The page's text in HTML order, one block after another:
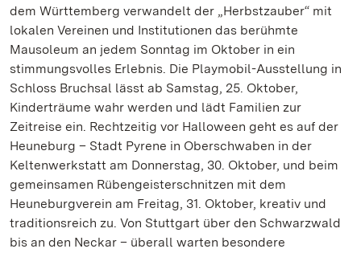
dem Württemberg verwandelt der „Herbstzauber“ mit
lokalen Vereinen und Institutionen das berühmte
Mausoleum an jedem Sonntag im Oktober in ein
stimmungsvolles Erlebnis. Die Playmobil-Ausstellung in
Schloss Bruchsal lässt ab Samstag, 25. Oktober,
Kinderträume wahr werden und lädt Familien zur
Zeitreise ein. Rechtzeitig vor Halloween geht es auf der
Heuneburg – Stadt Pyrene in Oberschwaben in der
Keltenwerkstatt am Donnerstag, 30. Oktober, und beim
gemeinsamen Rübengeisterschnitzen mit dem
Heuneburgverein am Freitag, 31. Oktober, kreativ und
traditionsreich zu. Von Stuttgart über den Schwarzwald
bis an den Neckar – überall warten besondere